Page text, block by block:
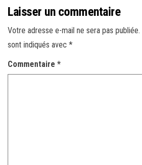
Laisser un commentaire
Votre adresse e-mail ne sera pas publiée.
sont indiqués avec *
Commentaire *